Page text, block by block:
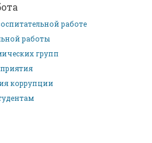
работе
работы
групп
коррупции